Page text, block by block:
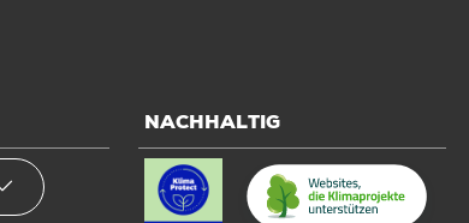
NACHHALTIG